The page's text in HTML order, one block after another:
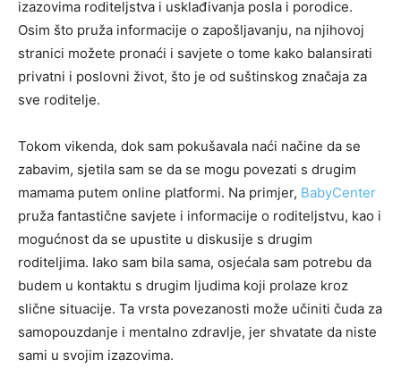
izazovima roditeljstva i usklađivanja posla i porodice.
Osim što pruža informacije o zapošljavanju, na njihovoj
stranici možete pronaći i savjete o tome kako balansirati
privatni i poslovni život, što je od suštinskog značaja za
sve roditelje.
Tokom vikenda, dok sam pokušavala naći načine da se
zabavim, sjetila sam se da se mogu povezati s drugim
mamama putem online platformi. Na primjer, BabyCenter
pruža fantastične savjete i informacije o roditeljstvu, kao i
mogućnost da se upustite u diskusije s drugim
roditeljima. Iako sam bila sama, osjećala sam potrebu da
budem u kontaktu s drugim ljudima koji prolaze kroz
slične situacije. Ta vrsta povezanosti može učiniti čuda za
samopouzdanje i mentalno zdravlje, jer shvatate da niste
sami u svojim izazovima.